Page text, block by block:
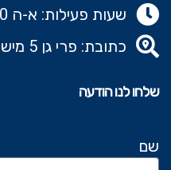
שעות פעילות: א-ה 09:00-16:00
כתובת: פרי גן 5 מישור אדומים
שלחו לנו הודעה
שם